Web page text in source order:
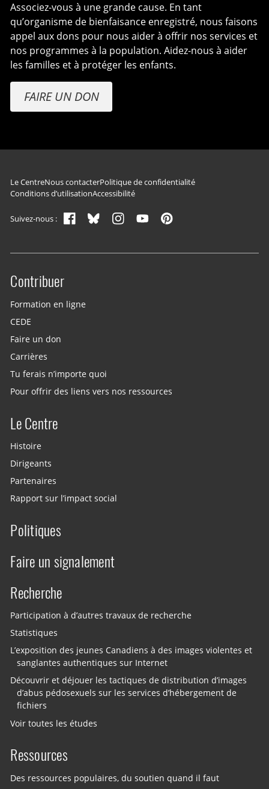
Associez-vous à une grande cause. En tant
qu’organisme de bienfaisance enregistré, nous faisons
appel aux dons pour nous aider à offrir nos services et
nos programmes à la population. Aidez-nous à aider
les familles et à protéger les enfants.
FAIRE UN DON
Navigation du pied de page
Le CentreNous contacterPolitique de confidentialité
Conditions d’utilisationAccessibilité
Suivez-nous :
Site menu
Contribuer
Formation en ligne
CEDE
Faire un don
Carrières
Tu ferais n’importe quoi
Pour offrir des liens vers nos ressources
Le Centre
Histoire
Dirigeants
Partenaires
Rapport sur l’impact social
Politiques
Faire un signalement
Recherche
Participation à d’autres travaux de recherche
Statistiques
L’exposition des jeunes Canadiens à des images violentes et
sanglantes authentiques sur Internet
Découvrir et déjouer les tactiques de distribution d’images
d’abus pédosexuels sur les services d’hébergement de
fichiers
Voir toutes les études
Ressources
Des ressources populaires, du soutien quand il faut